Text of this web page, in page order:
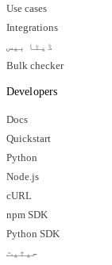
Use cases
Integrations
ڈیٹا بیس
Bulk checker
Developers
Docs
Quickstart
Python
Node.js
cURL
npm SDK
Python SDK
حیثیت